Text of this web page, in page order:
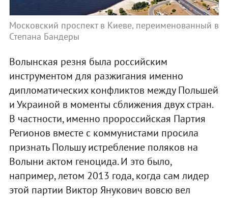
Московский проспект в Киеве, переименованный в
Степана Бандеры
Волынская резня была российским
инструментом для разжигания именно
дипломатических конфликтов между Польшей
и Украиной в моменты сближения двух стран.
В частности, именно пророссийская Партия
Регионов вместе с коммунистами просила
признать Польшу истребление поляков на
Волыни актом геноцида. И это было,
например, летом 2013 года, когда сам лидер
этой партии Виктор Янукович вовсю вел